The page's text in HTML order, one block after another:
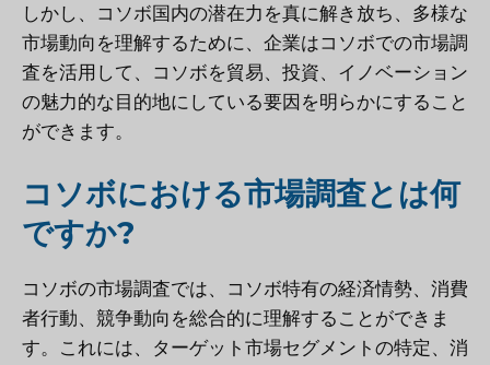
しかし、コソボ国内の潜在力を真に解き放ち、多様な
市場動向を理解するために、企業はコソボでの市場調
査を活用して、コソボを貿易、投資、イノベーション
の魅力的な目的地にしている要因を明らかにすること
ができます。
コソボにおける市場調査とは何
ですか?
コソボの市場調査では、コソボ特有の経済情勢、消費
者行動、競争動向を総合的に理解することができま
す。これには、ターゲット市場セグメントの特定、消